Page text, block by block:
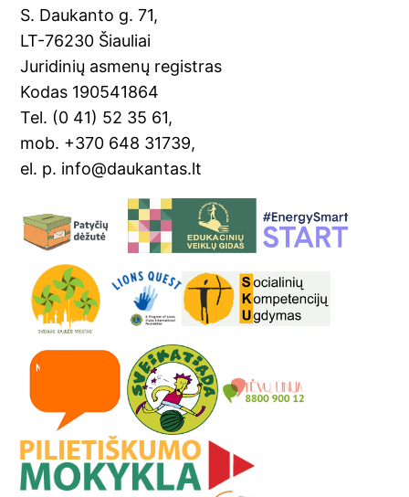
S. Daukanto g. 71,
LT-76230 Šiauliai
Juridinių asmenų registras
Kodas 190541864
Tel. (0 41) 52 35 61,
mob. +370 648 31739,
el. p. info@daukantas.lt